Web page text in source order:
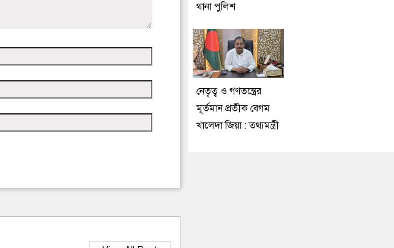
থানা পুলিশ
নেতৃত্ব ও গণতন্ত্রের
মূর্তমান প্রতীক বেগম
খালেদা জিয়া : তথ্যমন্ত্রী